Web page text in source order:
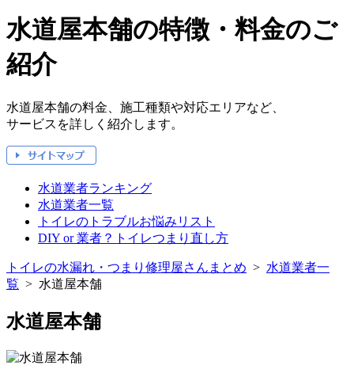
水道屋本舗の特徴・料金のご
紹介
水道屋本舗の料金、施工種類や対応エリアなど、
サービスを詳しく紹介します。
水道業者ランキング
水道業者一覧
トイレのトラブルお悩みリスト
DIY or 業者？トイレつまり直し方
トイレの水漏れ・つまり修理屋さんまとめ > 水道業者一
覧 > 水道屋本舗
水道屋本舗